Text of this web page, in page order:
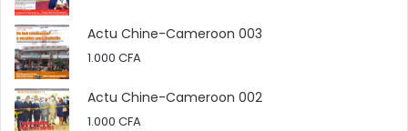
davantage, un grand nombre d’infrastructures de
tourisme.
Actu Chine-Cameroon 003
1.000 CFA
Actu Chine-Cameroon 002
1.000 CFA